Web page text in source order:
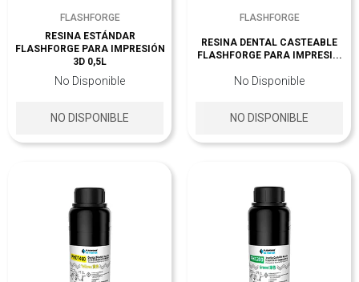
FLASHFORGE
RESINA ESTÁNDAR
FLASHFORGE PARA IMPRESIÓN
3D 0,5L
No Disponible
NO DISPONIBLE
FLASHFORGE
RESINA DENTAL CASTEABLE
FLASHFORGE PARA IMPRESI...
No Disponible
NO DISPONIBLE